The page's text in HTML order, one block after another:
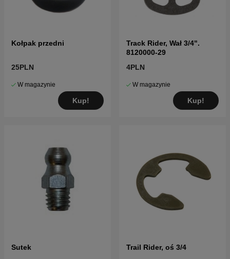
Kołpak przedni
25PLN
W magazynie
Kup!
Track Rider, Wał 3/4".
8120000-29
4PLN
W magazynie
Kup!
Sutek Trail Rider, oś 3/4